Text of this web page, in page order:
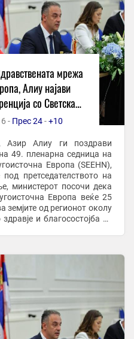
мрежа
Алиу најави
со Светска
- Прес 24-+10
Азир Алиу ги поздрави
49. пленарна седница на
Европа (SEEHN),
претседателството на
министерот посочи дека
Европа веќе 25
земјите од регионот околу
и благосостојба за